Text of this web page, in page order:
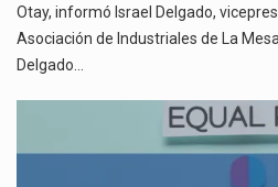
Otay, informó Israel Delgado,
Asociación de Industriales de La
Delgado…